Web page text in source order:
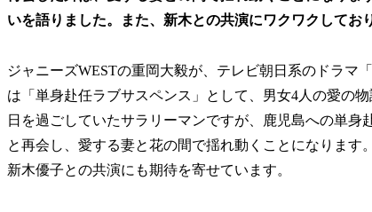
いを語りました。また、新木との共演にワクワクしてお
ジャニーズWESTの重岡大毅が、テレビ朝日系のドラマ
は「単身赴任ラブサスペンス」として、男女4人の愛の
日を過ごしていたサラリーマンですが、鹿児島への単
と再会し、愛する妻と花の間で揺れ動くことになります
新木優子との共演にも期待を寄せています。